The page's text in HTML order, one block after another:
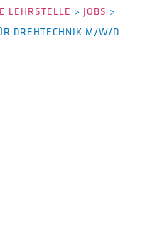
LEHRSTELLE > JOBS >
DREHTECHNIK M/W/D